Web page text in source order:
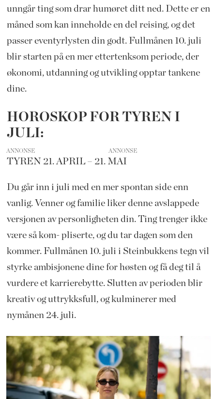
unngår ting som drar humøret ditt ned. Dette er en
måned som kan inneholde en del reising, og det
passer eventyrlysten din godt. Fullmånen 10. juli
blir starten på en mer ettertenksom periode, der
økonomi, utdanning og utvikling opptar tankene
dine.
HOROSKOP FOR TYREN I
JULI:
ANNONSE
TYREN 21. APRIL – 21. MAI
Du går inn i juli med en mer spontan side enn
vanlig. Venner og familie liker denne avslappede
versjonen av personligheten din. Ting trenger ikke
være så kom- pliserte, og du tar dagen som den
kommer. Fullmånen 10. juli i Steinbukkens tegn vil
styrke ambisjonene dine for høsten og få deg til å
vurdere et karrierebytte. Slutten av perioden blir
kreativ og uttrykksfull, og kulminerer med
nymånen 24. juli.